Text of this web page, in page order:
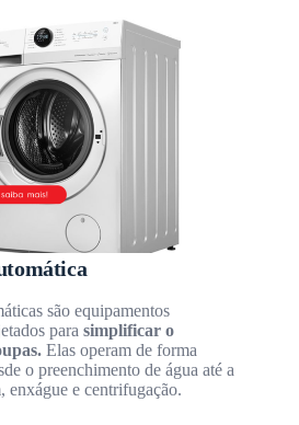
são equipamentos
para simplificar o
Elas operam de forma
o preenchimento de água até a
enxágue e centrifugação.